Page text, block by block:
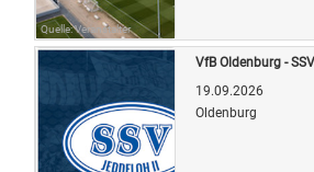
Quelle: Veranstalter
VfB Oldenburg -
19.09.2026
Oldenburg